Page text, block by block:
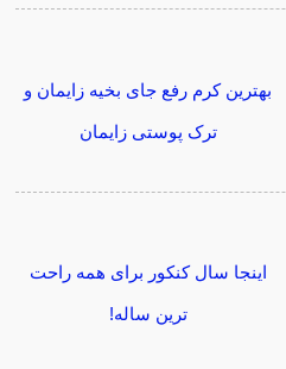
بهترین کرم رفع جای بخیه زایمان و
ترک پوستی زایمان
اینجا سال کنکور برای همه راحت
ترین ساله!